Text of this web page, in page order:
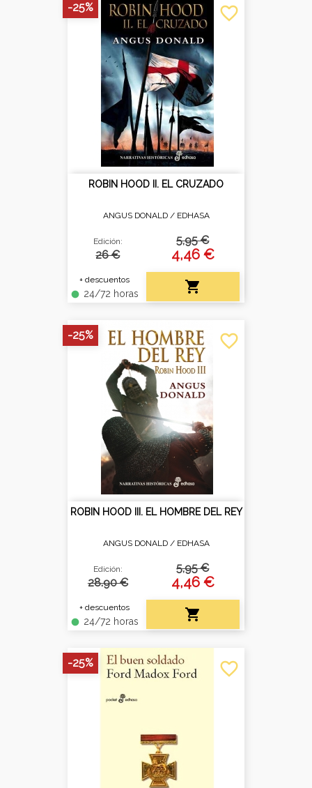
ROBIN HOOD II. EL CRUZADO
ANGUS DONALD / EDHASA
Edición:
26 €
+ descuentos
fiber_manual_record 24/72 horas
5,95 €
4,46 €

favorite_border
-25%
ROBIN HOOD III. EL HOMBRE DEL REY
ANGUS DONALD / EDHASA
Edición:
28.90 €
+ descuentos
fiber_manual_record 24/72 horas
5,95 €
4,46 €

favorite_border
-25%
favorite_border
-25%